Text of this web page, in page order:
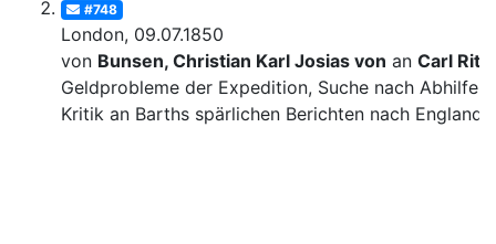
#748
London, 09.07.1850
von Bunsen, Christian Karl Josias von an Carl
Geldprobleme der Expedition, Suche nach Abhilfe;
Kritik an Barths spärlichen Berichten nach England